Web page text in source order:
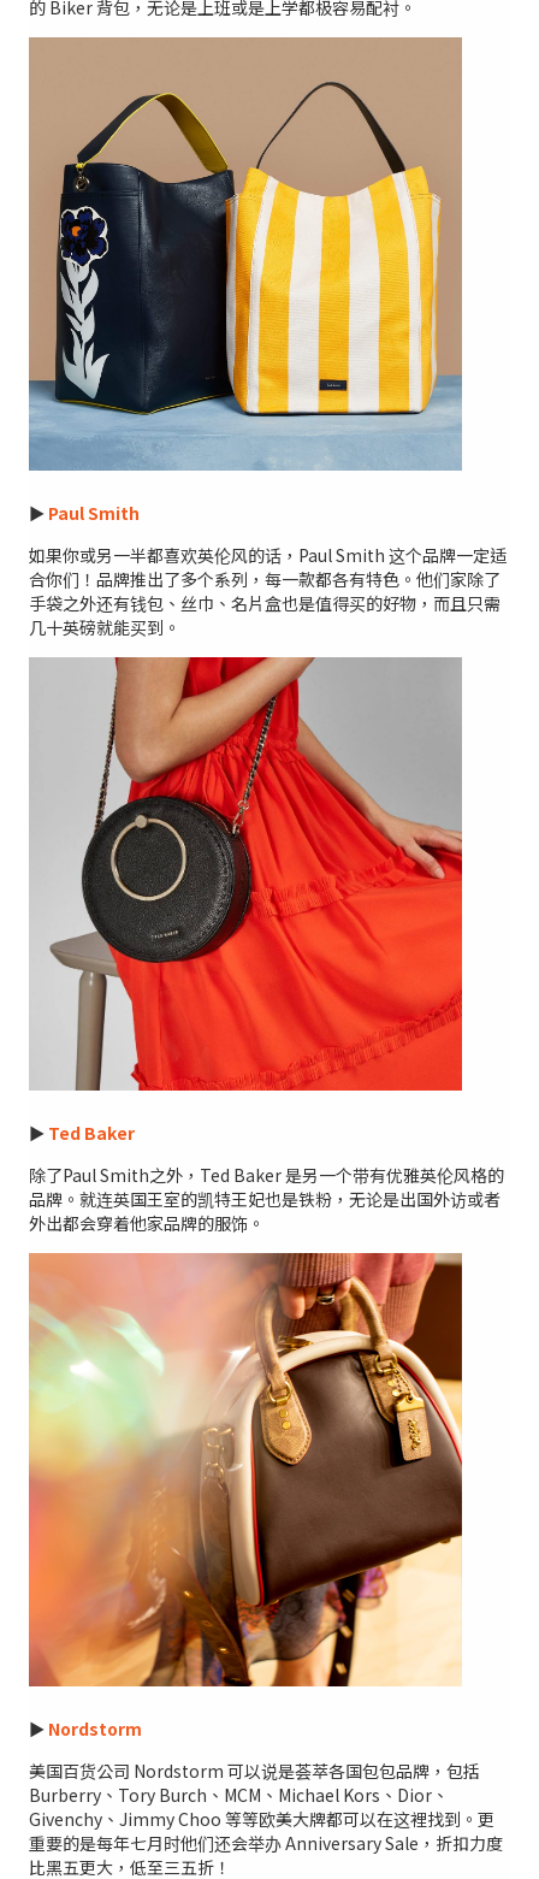
的 Biker 背包，无论是上班或是上学都极容易配衬。
► Paul Smith
如果你或另一半都喜欢英伦风的话，Paul Smith 这个品牌一定适
合你们！品牌推出了多个系列，每一款都各有特色。他们家除了
手袋之外还有钱包、丝巾、名片盒也是值得买的好物，而且只需
几十英磅就能买到。
► Ted Baker
除了Paul Smith之外，Ted Baker 是另一个带有优雅英伦风格的
品牌。就连英国王室的凯特王妃也是铁粉，无论是出国外访或者
外出都会穿着他家品牌的服饰。
► Nordstorm
美国百货公司 Nordstorm 可以说是荟萃各国包包品牌，包括
Burberry、Tory Burch、MCM、Michael Kors、Dior、
Givenchy、Jimmy Choo 等等欧美大牌都可以在这裡找到。更
重要的是每年七月时他们还会举办 Anniversary Sale，折扣力度
比黑五更大，低至三五折！